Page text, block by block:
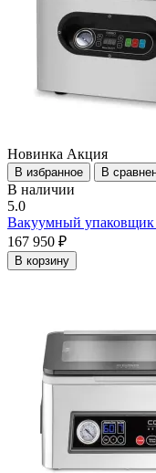
Новинка Акция
В избранное В
В наличии
5.0
Вакуумный
167 950 ₽
В корзину